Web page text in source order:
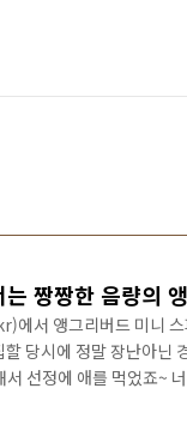
서 앵그리버드 미니 스
당시에 정말 장난아닌
선정에 애를 먹었죠~
아서 말이죠~ 아무리 주